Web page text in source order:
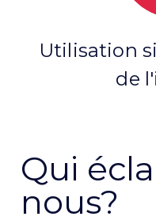
Utilisation
de
Qui
nous?